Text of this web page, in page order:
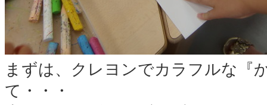
まずは、クレヨンでカラフルな『
て・・・